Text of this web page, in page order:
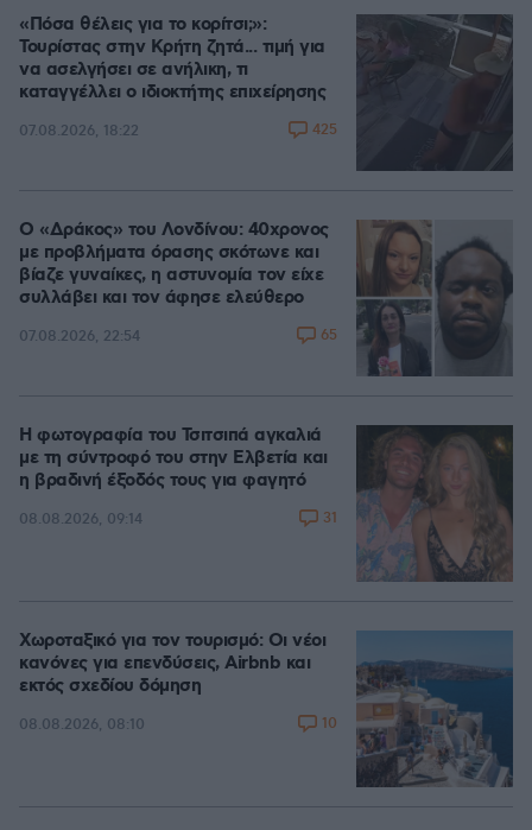
«Πόσα θέλεις για το κορίτσι;»:
Τουρίστας στην Κρήτη ζητά... τιμή για
να ασελγήσει σε ανήλικη, τι
καταγγέλλει ο ιδιοκτήτης επιχείρησης
07.08.2026, 18:22 425
Ο «Δράκος» του Λονδίνου: 40χρονος
με προβλήματα όρασης σκότωνε και
βίαζε γυναίκες, η αστυνομία τον είχε
συλλάβει και τον άφησε ελεύθερο
07.08.2026, 22:54 65
Η φωτογραφία του Τσιτσιπά αγκαλιά
με τη σύντροφό του στην Ελβετία και
η βραδινή έξοδός τους για φαγητό
08.08.2026, 09:14 31
Χωροταξικό για τον τουρισμό: Οι νέοι
κανόνες για επενδύσεις, Airbnb και
εκτός σχεδίου δόμηση
08.08.2026, 08:10 10